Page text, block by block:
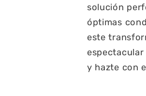
solución
óptimas
este
espectacular
y hazte con